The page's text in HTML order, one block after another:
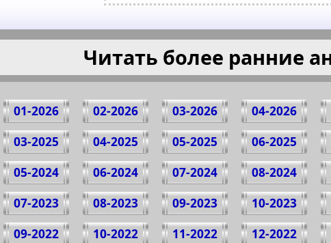
Читать более ранние
04-2026
03-2026
02-2026
01-2026
06-2025
05-2025
04-2025
03-2025
08-2024
07-2024
06-2024
05-2024
10-2023
09-2023
08-2023
07-2023
12-2022
11-2022
10-2022
09-2022